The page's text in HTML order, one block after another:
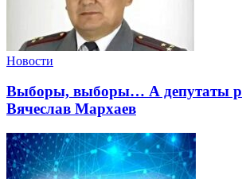
Новости
Выборы, выборы… А депутаты
Вячеслав Мархаев